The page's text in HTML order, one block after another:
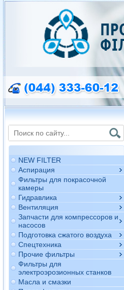
NEW FILTER
Аспирация
Фильтры для покрасочной
камеры
Гидравлика
Вентиляция
Запчасти для компрессоров и
насосов
Подготовка сжатого воздуха
Спецтехника
Прочие фильтры
Фильтры для
электроэрозионных станков
Масла и смазки